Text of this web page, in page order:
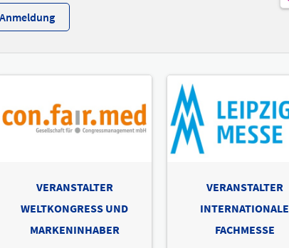
VERANSTALTER
WELTKONGRESS UND
MARKENINHABER
VERANSTALTER
INTERNATIONALE
FACHMESSE